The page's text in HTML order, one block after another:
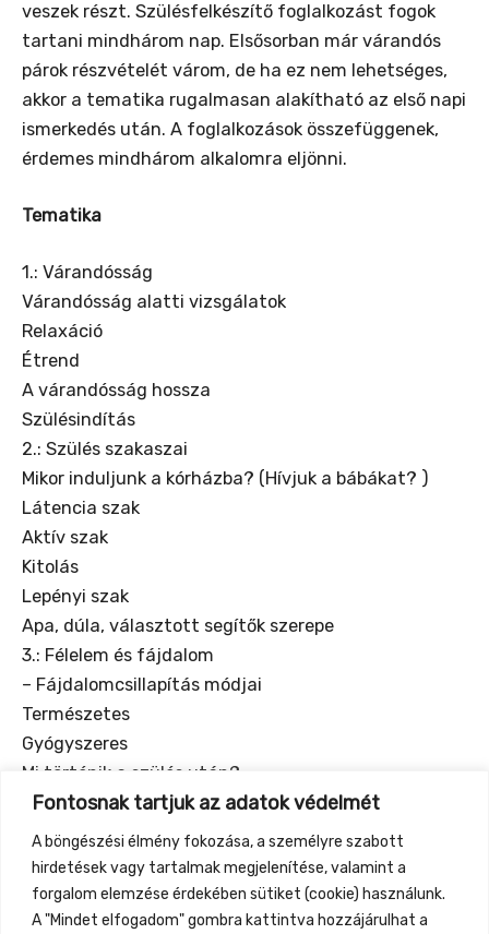
Fontosnak tartjuk az adatok védelmét
A böngészési élmény fokozása, a személyre szabott
hirdetések vagy tartalmak megjelenítése, valamint a
forgalom elemzése érdekében sütiket (cookie) használunk.
A "Mindet elfogadom" gombra kattintva hozzájárulhat a
veszek részt. Szülésfelkészítő foglalkozást fogok
tartani mindhárom nap. Elsősorban már várandós
párok részvételét várom, de ha ez nem lehetséges,
akkor a tematika rugalmasan alakítható az első napi
ismerkedés után. A foglalkozások összefüggenek,
érdemes mindhárom alkalomra eljönni.
Tematika
1.: Várandósság
Várandósság alatti vizsgálatok
Relaxáció
Étrend
A várandósság hossza
Szülésindítás
2.: Szülés szakaszai
Mikor induljunk a kórházba? (Hívjuk a bábákat? )
Látencia szak
Aktív szak
Kitolás
Lepényi szak
Apa, dúla, választott segítők szerepe
3.: Félelem és fájdalom
– Fájdalomcsillapítás módjai
Természetes
Gyógyszeres
Mi történik a szülés után?
Gyermekágy
Segítség megszervezése, praktikus tanácsok
Szoptatás
Családdá válás, apa, testvérek, tágabb család